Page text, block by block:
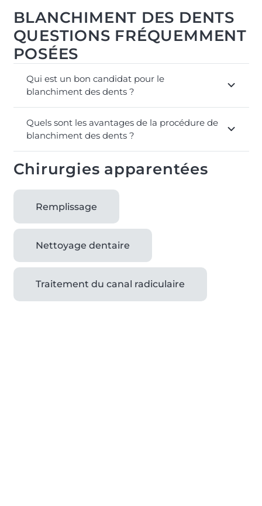
BLANCHIMENT DES DENTS
QUESTIONS FRÉQUEMMENT
POSÉES
Qui est un bon candidat pour le
blanchiment des dents ?
Quels sont les avantages de la procédure de
blanchiment des dents ?
Chirurgies apparentées
Remplissage
Nettoyage dentaire
Traitement du canal radiculaire